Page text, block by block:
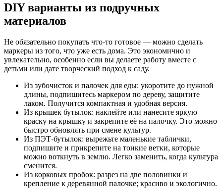
DIY варианты из подручных
материалов
Не обязательно покупать что-то готовое — можно сделать
маркеры из того, что уже есть дома. Это экономично и
увлекательно, особенно если вы делаете работу вместе с
детьми или дате творческий подход к саду.
Из зубочисток и палочек для еды: укоротите до нужной
длины, подпишитесь маркером по дереву, защитите
лаком. Получится компактная и удобная версия.
Из крышек бутылок: наклейте или нанесите яркую
краску на крышку и закрепите её на палочку. Это можно
быстро обновлять при смене культур.
Из ПЭТ-бутылок: вырежьте маленькие таблички,
подпишите и прикрепите на тонкие ветки, которые
можно воткнуть в землю. Легко заменить, когда культура
сменится.
Из корковых пробок: разрез на две половинки и
крепление к деревянной палочке; красиво и экологично.